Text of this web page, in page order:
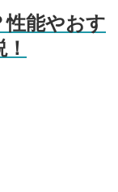
性能やおす